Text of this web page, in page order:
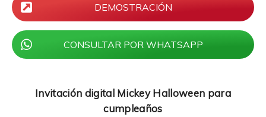
Invitación digital Mickey Halloween para
cumpleaños
DEMOSTRACIÓN
CONSULTAR POR WHATSAPP